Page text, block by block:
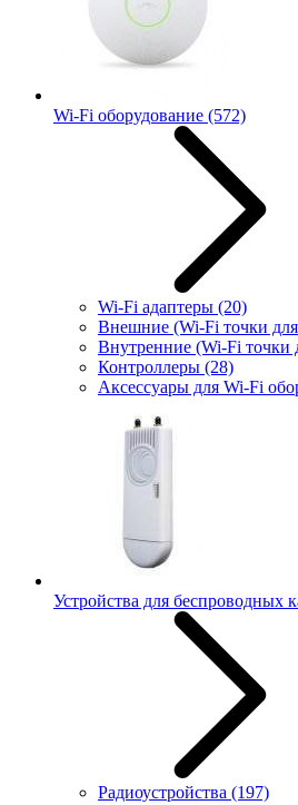
Wi-Fi оборудование (572)
Wi-Fi адаптеры (20)
Внешние (Wi-Fi точки
Внутренние (Wi-Fi точки
Контроллеры (28)
Аксессуары для Wi-Fi
Устройства для беспроводных
Радиоустройства (197)